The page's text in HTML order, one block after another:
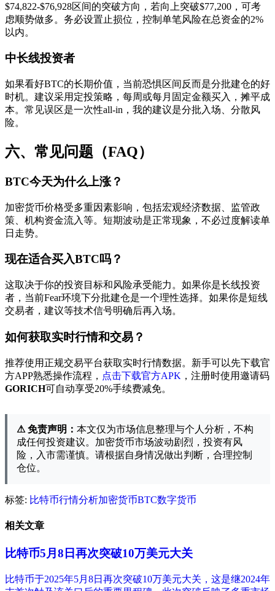
$74,822-$76,928区间的突破方向，若向上突破$77,200，可考
虑顺势做多。务必设置止损位，控制单笔风险在总资金的2%
以内。
中长线投资者
如果看好BTC的长期价值，当前恐惧区间反而是分批建仓的好
时机。建议采用定投策略，每周或每月固定金额买入，摊平成
本。常见误区是一次性all-in，我的建议是分批入场、分散风
险。
六、常见问题（FAQ）
BTC今天为什么上涨？
加密货币价格受多重因素影响，包括宏观经济数据、监管政
策、机构资金流入等。短期波动是正常现象，不必过度解读单
日走势。
现在适合买入BTC吗？
这取决于你的投资目标和风险承受能力。如果你是长线投资
者，当前Fear环境下分批建仓是一个理性选择。如果你是短线
交易者，建议等技术信号明确后再入场。
如何获取实时行情和交易？
推荐使用正规交易平台获取实时行情数据。新手可以先下载官
方APP熟悉操作流程， 点击下载官方APK ，注册时使用邀请码
GORICH可自动享受20%手续费减免。
⚠ 免责声明： 本文仅为市场信息整理与个人分析，不构
成任何投资建议。加密货币市场波动剧烈，投资有风
险，入市需谨慎。请根据自身情况做出判断，合理控制
仓位。
标签: 比特币行情分析加密货币BTC数字货币
相关文章
比特币5月8日再次突破10万美元大关
比特币于2025年5月8日再次突破10万美元大关，这是继2024年